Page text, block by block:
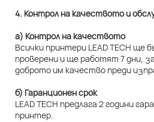
4. Контрол на качеството и
а) Контрол на качеството
Всички принтери LEAD TECH ще
проверени и ще работят 7 дни,
доброто им качество преди
б) Гаранционен срок
LEAD TECH предлага 2 години
принтер.